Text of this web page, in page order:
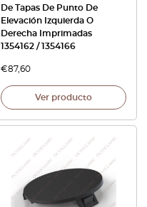
De Tapas De Punto De
Elevación Izquierda O
Derecha Imprimadas
1354162 / 1354166
€87,60
Ver producto